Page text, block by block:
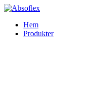
Hem
Produkter